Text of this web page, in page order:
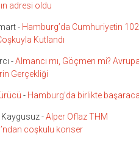
adresi oldu
- Hamburg’da Cumhuriyetin 102.
Kutlandı
-Almancı mı, Göçmen mi?
Gerçekliği
- Hamburg’da birlikte
-Alper Oflaz THM
coşkulu konser